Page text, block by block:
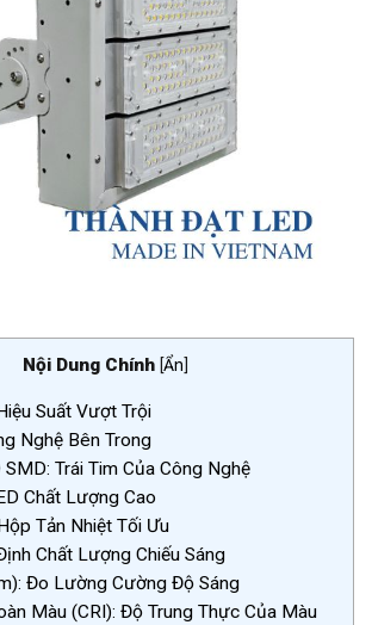
Nội Dung Chính [Ẩn]
Suất Vượt Trội
Nghệ Bên Trong
SMD: Trái Tim Của Công Nghệ
Chất Lượng Cao
Tản Nhiệt Tối Ưu
Chất Lượng Chiếu Sáng
Đo Lường Cường Độ Sáng
Màu (CRI): Độ Trung Thực Của Màu